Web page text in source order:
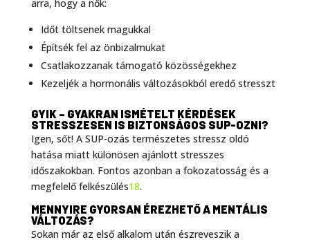
arra, hogy a nők:
Időt töltsenek magukkal
Építsék fel az önbizalmukat
Csatlakozzanak támogató közösségekhez
Kezeljék a hormonális változásokból eredő stresszt
GYIK – GYAKRAN ISMÉTELT KÉRDÉSEK
STRESSZESEN IS BIZTONSÁGOS SUP-OZNI?
Igen, sőt! A SUP-ozás természetes stressz oldó
hatása miatt különösen ajánlott stresszes
időszakokban. Fontos azonban a fokozatosság és a
megfelelő felkészülés18.
MENNYIRE GYORSAN ÉREZHETŐ A MENTÁLIS
VÁLTOZÁS?
Sokan már az első alkalom után észreveszik a